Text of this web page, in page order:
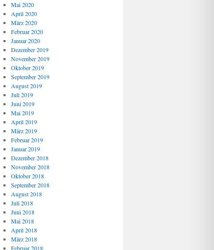
Mai 2020
April 2020
März 2020
Februar 2020
Januar 2020
Dezember 2019
November 2019
Oktober 2019
September 2019
August 2019
Juli 2019
Juni 2019
Mai 2019
April 2019
März 2019
Februar 2019
Januar 2019
Dezember 2018
November 2018
Oktober 2018
September 2018
August 2018
Juli 2018
Juni 2018
Mai 2018
April 2018
März 2018
Februar 2018